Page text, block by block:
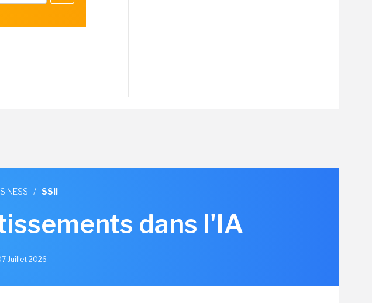
/ SSII
dans l'IA
Juillet 2026